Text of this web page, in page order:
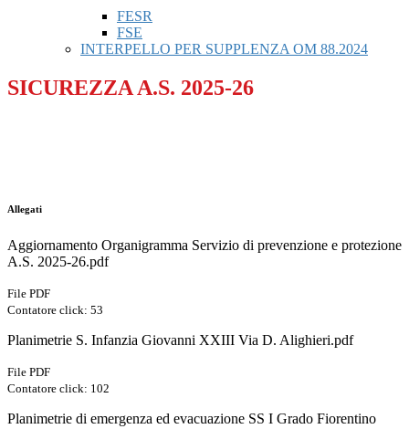
FESR
FSE
INTERPELLO PER SUPPLENZA OM 88.2024
SICUREZZA A.S. 2025-26
Allegati
Aggiornamento Organigramma Servizio di prevenzione e protezione
A.S. 2025-26.pdf
File PDF
Contatore click: 53
Planimetrie S. Infanzia Giovanni XXIII Via D. Alighieri.pdf
File PDF
Contatore click: 102
Planimetrie di emergenza ed evacuazione SS I Grado Fiorentino